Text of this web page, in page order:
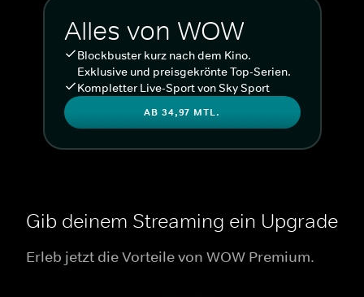
Alles von WOW
Blockbuster kurz nach dem Kino.
Exklusive und preisgekrönte Top-Serien.
Kompletter Live-Sport von Sky Sport
AB 34,97 MTL.
Gib deinem Streaming ein Upgrade
Erleb jetzt die Vorteile von WOW Premium.